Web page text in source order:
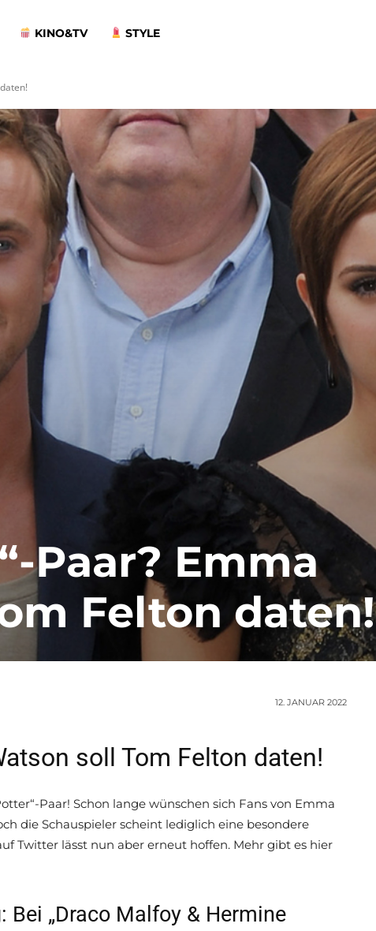
KINO&TV STYLE
Paar? Emma
Felton daten!
12. JANUAR 2022
soll Tom Felton daten!
Paar! Schon lange wünschen sich Fans von Emma
die Schauspieler scheint lediglich eine besondere
Twitter lässt nun aber erneut hoffen. Mehr gibt es hier
Bei „Draco Malfoy & Hermine